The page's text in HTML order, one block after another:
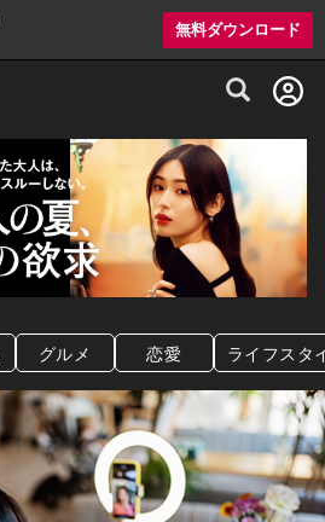
無料ダウンロード
グルメ情報・プレミアムレストラン予約
グルメ 恋愛 ライフスタ